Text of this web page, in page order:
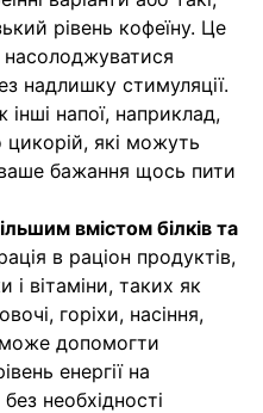
рівень кофеїну. Це
надлишку стимуляції.
інші напої, наприклад,
цикорій, які можуть
бажання щось пити
вмістом білків та
в раціон продуктів,
і вітаміни, таких як
горіхи, насіння,
допомогти
енергії на
необхідності